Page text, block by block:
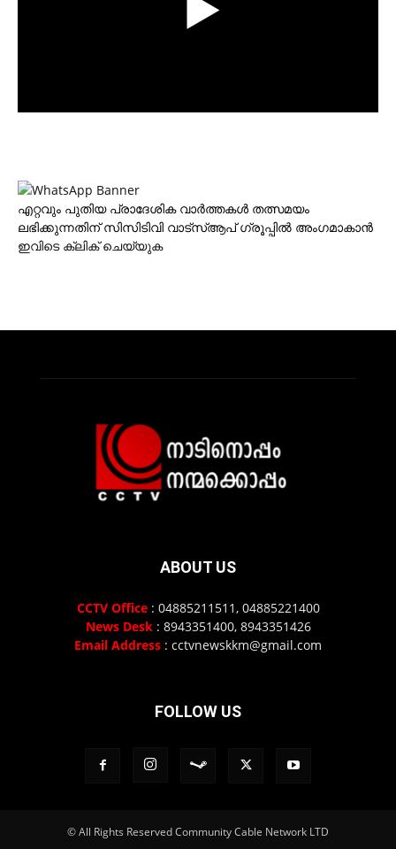
എറ്റവും പുതിയ പ്രാദേശിക വാര്‍ത്തകള്‍ തത്സമയം
ലഭിക്കുന്നതിന് സിസിടിവി വാട്‌സ്ആപ് ഗ്രൂപ്പില്‍ അംഗമാകാന്‍
ഇവിടെ ക്ലിക് ചെയ്യുക
ABOUT US
CCTV Office: 04885211511, 04885221400
News Desk: 8943351400, 8943351426
Email Address : cctvnewskkm@gmail.com
FOLLOW US
© All Rights Reserved Community Cable Network LTD